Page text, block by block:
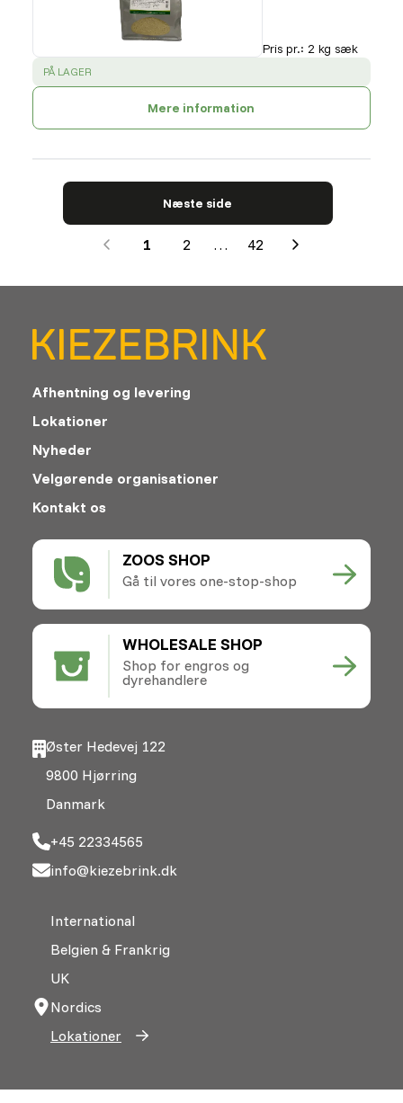
Pris pr.: 2 kg sæk
SUCCESS
PÅ LAGER
Mere information
Næste side
1 2 … 42
Next
ZOOS SHOP
Gå til vores one-stop-shop
WHOLESALE SHOP
Shop for engros og
dyrehandlere
Afhentning og levering
Lokationer
Nyheder
Velgørende organisationer
Kontakt os
Øster Hedevej 122
9800 Hjørring
Danmark
+45 22334565
info@kiezebrink.dk
International
Belgien & Frankrig
UK
Nordics
Lokationer